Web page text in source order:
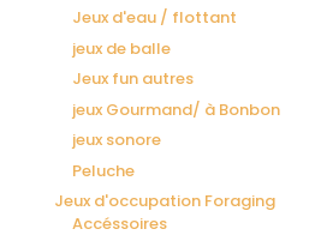
Jeux d'eau / flottant
jeux de balle
Jeux fun autres
jeux Gourmand/ à Bonbon
jeux sonore
Peluche
Jeux d'occupation Foraging
Accéssoires